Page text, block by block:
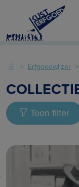
Erfgoedwijzer
Toon filter